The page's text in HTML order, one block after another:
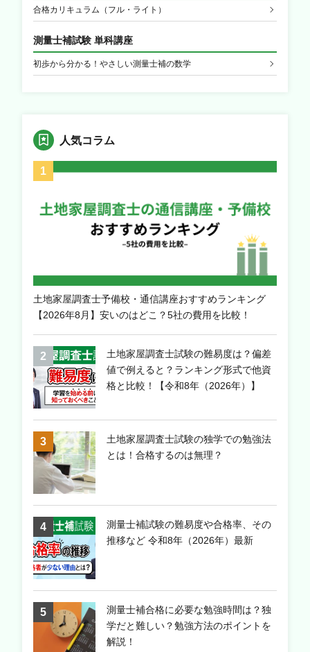
合格カリキュラム（フル・ライト）
測量士補試験 単科講座
初歩から分かる！やさしい測量士補の数学
人気コラム
土地家屋調査士予備校・通信講座おすすめランキング
【2026年8月】安いのはどこ？5社の費用を比較！
土地家屋調査士試験の難易度は？偏差
値で例えると？ランキング形式で他資
格と比較！【令和8年（2026年）】
土地家屋調査士試験の独学での勉強法
とは！合格するのは無理？
測量士補試験の難易度や合格率、その
推移など 令和8年（2026年）最新
測量士補合格に必要な勉強時間は？独
学だと難しい？勉強方法のポイントを
解説！